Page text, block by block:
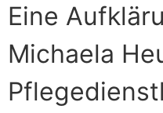
Eine
Michaela